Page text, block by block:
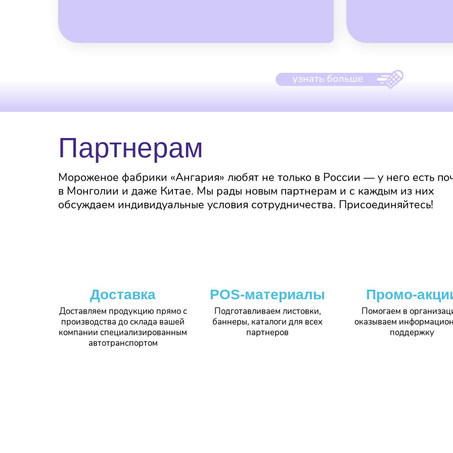
Партнерам
Мороженое фабрики «Ангария» любят не только в России — у него есть
в Монголии и даже Китае. Мы рады новым партнерам и с каждым из них
обсуждаем индивидуальные условия сотрудничества. Присоединяйтесь!
Доставка
Доставляем продукцию прямо с
производства до склада вашей
компании специализированным
автотранспортом
POS-материалы
Подготавливаем листовки,
баннеры, каталоги для всех
партнеров
Промо-
Помогаем в
оказываем
поддержку